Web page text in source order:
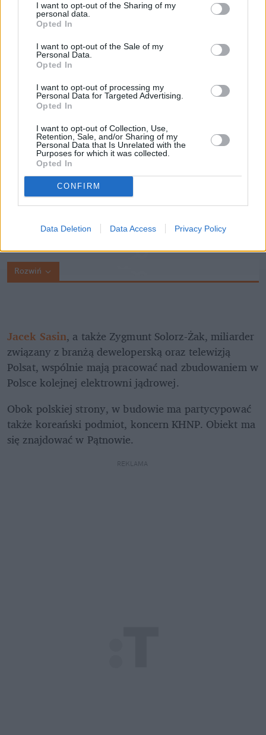
I want to opt-out of the Sharing of my
personal data.
Opted In
I want to opt-out of the Sale of my
Personal Data.
Opted In
I want to opt-out of processing my
Personal Data for Targeted Advertising.
Opted In
I want to opt-out of Collection, Use,
Retention, Sale, and/or Sharing of my
Personal Data that Is Unrelated with the
Purposes for which it was collected.
Opted In
CONFIRM
Data Deletion Data Access Privacy Policy
prace przy budowie elektrowni, za którą odpowiada,
również idą do przodu:
"To nie jest nasze ostatnie słowo. W poniedziałek w
Seulu kolejne rozmowy o dużym projekcie dot.
energetyki jądrowej. Konsekwentnie budujemy
bezpieczeństwo energetyczne Polski" – czytamy w
Rozwiń
Jacek Sasin, a także Zygmunt Solorz-Żak, miliarder
związany z branżą deweloperską oraz telewizją
Polsat, wspólnie mają pracować nad zbudowaniem w
Polsce kolejnej elektrowni jądrowej.
Obok polskiej strony, w budowie ma partycypować
także koreański podmiot, koncern KHNP. Obiekt ma
się znajdować w Pątnowie.
REKLAMA